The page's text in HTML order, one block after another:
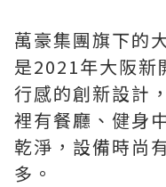
萬豪集團旗下的
是2021年大阪新
行感的創新設計
裡有餐廳、健身
乾淨，設備時尚
多。